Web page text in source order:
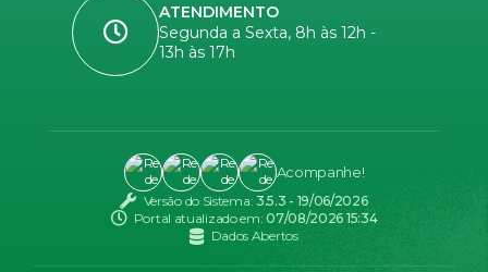
ATENDIMENTO
Segunda a Sexta, 8h às 12h -
13h às 17h
Versão do Sistema: 3.5.3 - 19/06/2026
Portal atualizado em:07/08/2026 15:34
Dados Abertos
Acompanhe!